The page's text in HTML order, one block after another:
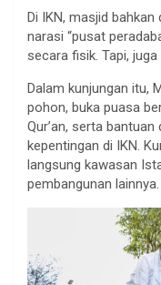
Di IKN, masjid
narasi “pusat
secara fisik. Tapi,
Dalam kunjungan itu,
pohon, buka puasa
Qur’an, serta
kepentingan di IKN.
langsung kawasan
pembangunan lainnya.